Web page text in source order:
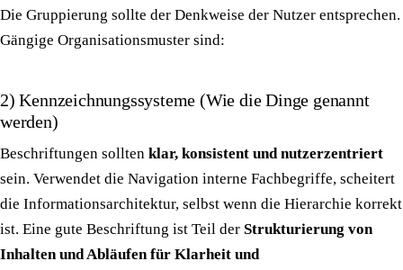
Die Gruppierung sollte der Denkweise der Nutzer entsprechen.
Gängige Organisationsmuster sind:
2) Kennzeichnungssysteme (Wie die Dinge genannt
werden)
Beschriftungen sollten klar, konsistent und nutzerzentriert
sein. Verwendet die Navigation interne Fachbegriffe, scheitert
die Informationsarchitektur, selbst wenn die Hierarchie korrekt
ist. Eine gute Beschriftung ist Teil der Strukturierung von
Inhalten und Abläufen für Klarheit und